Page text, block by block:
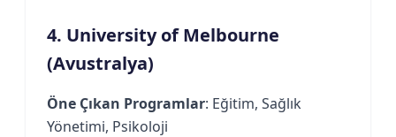
4. University of Melbourne
(Avustralya)
Öne Çıkan Programlar: Eğitim, Sağlık
Yönetimi, Psikoloji